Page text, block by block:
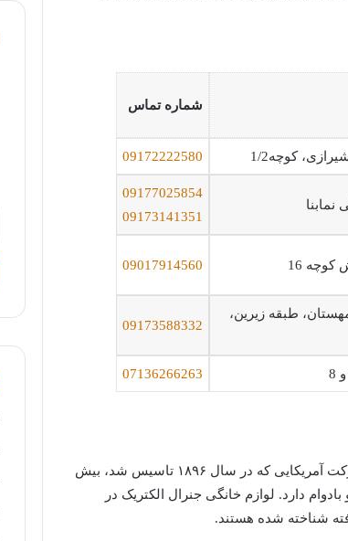
شماره تماس
کوچه1/2 09172222580
09177025854
09173141351
16
09017914560
طبقه زیرین،
09173588332
07136266263
جنرال الکتریک (GE) نامی آشنا در صنعت لوازم خانگی است. این شرکت آمریکایی که در سال ۱۸۹۶ تاسیس شد، بیش
دارد. لوازم خانگی جنرال الکتریک در
شناخته شده هستند.